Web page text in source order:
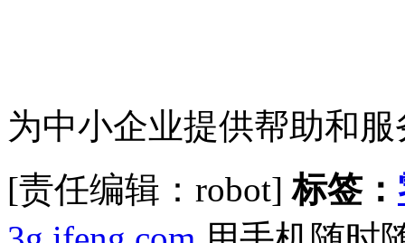
为中小企业提供帮助和服
[责任编辑：robot]标签：